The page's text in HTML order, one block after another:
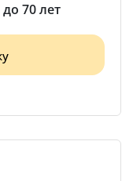
до 70 лет